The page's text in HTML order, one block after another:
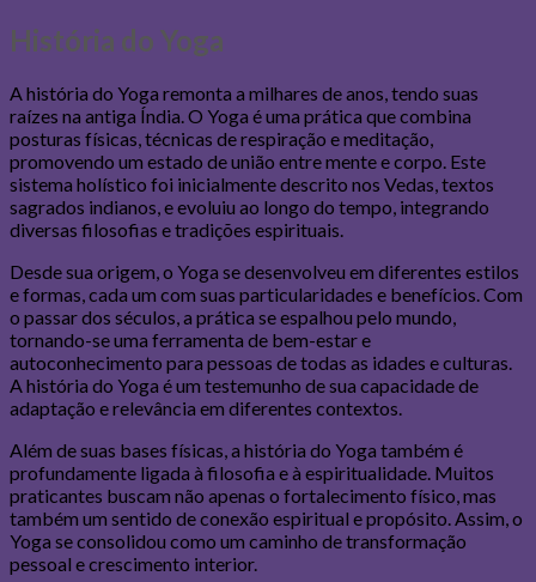
História do Yoga
A história do Yoga remonta a milhares de anos, tendo suas
raízes na antiga Índia. O Yoga é uma prática que combina
posturas físicas, técnicas de respiração e meditação,
promovendo um estado de união entre mente e corpo. Este
sistema holístico foi inicialmente descrito nos Vedas, textos
sagrados indianos, e evoluiu ao longo do tempo, integrando
diversas filosofias e tradições espirituais.
Desde sua origem, o Yoga se desenvolveu em diferentes estilos
e formas, cada um com suas particularidades e benefícios. Com
o passar dos séculos, a prática se espalhou pelo mundo,
tornando-se uma ferramenta de bem-estar e
autoconhecimento para pessoas de todas as idades e culturas.
A história do Yoga é um testemunho de sua capacidade de
adaptação e relevância em diferentes contextos.
Além de suas bases físicas, a história do Yoga também é
profundamente ligada à filosofia e à espiritualidade. Muitos
praticantes buscam não apenas o fortalecimento físico, mas
também um sentido de conexão espiritual e propósito. Assim, o
Yoga se consolidou como um caminho de transformação
pessoal e crescimento interior.